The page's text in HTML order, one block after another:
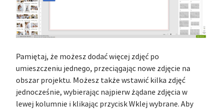
Pamiętaj, że możesz dodać więcej zdjęć po
umieszczeniu jednego, przeciągając nowe zdjęcie na
obszar projektu. Możesz także wstawić kilka zdjęć
jednocześnie, wybierając najpierw żądane zdjęcia w
lewej kolumnie i klikając przycisk Wklej wybrane. Aby